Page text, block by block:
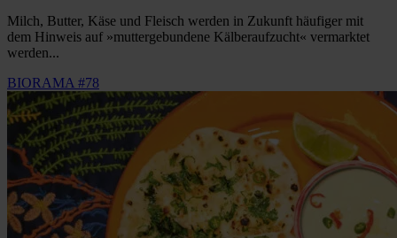
Milch, Butter, Käse und Fleisch werden in Zukunft häufiger mit
dem Hinweis auf »muttergebundene Kälberaufzucht« vermarktet
werden...
BIORAMA #78